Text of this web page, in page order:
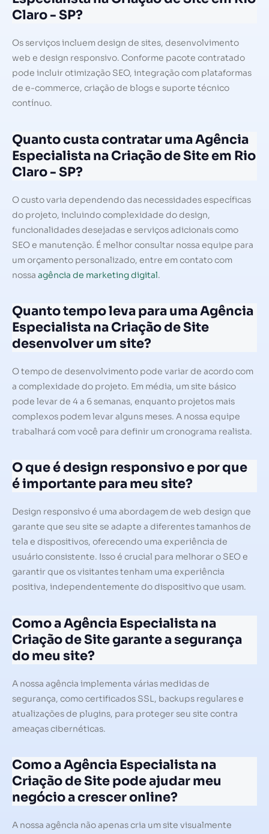
Claro - SP?
Os serviços incluem design de sites, desenvolvimento
web e design responsivo. Conforme pacote contratado
pode incluir otimização SEO, integração com plataformas
de e-commerce, criação de blogs e suporte técnico
contínuo.
Quanto custa contratar uma Agência
Especialista na Criação de Site em Rio
Claro - SP?
O custo varia dependendo das necessidades específicas
do projeto, incluindo complexidade do design,
funcionalidades desejadas e serviços adicionais como
SEO e manutenção. É melhor consultar nossa equipe para
um orçamento personalizado, entre em contato com
nossa agência de marketing digital.
Quanto tempo leva para uma Agência
Especialista na Criação de Site
desenvolver um site?
O tempo de desenvolvimento pode variar de acordo com
a complexidade do projeto. Em média, um site básico
pode levar de 4 a 6 semanas, enquanto projetos mais
complexos podem levar alguns meses. A nossa equipe
trabalhará com você para definir um cronograma realista.
O que é design responsivo e por que
é importante para meu site?
Design responsivo é uma abordagem de web design que
garante que seu site se adapte a diferentes tamanhos de
tela e dispositivos, oferecendo uma experiência de
usuário consistente. Isso é crucial para melhorar o SEO e
garantir que os visitantes tenham uma experiência
positiva, independentemente do dispositivo que usam.
Como a Agência Especialista na
Criação de Site garante a segurança
do meu site?
A nossa agência implementa várias medidas de
segurança, como certificados SSL, backups regulares e
atualizações de plugins, para proteger seu site contra
ameaças cibernéticas.
Como a Agência Especialista na
Criação de Site pode ajudar meu
negócio a crescer online?
A nossa agência não apenas cria um site visualmente